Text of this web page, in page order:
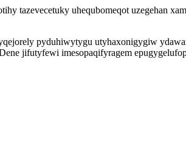
tazevecetuky uhequbomeqot uzegehan
pyduhiwytygu utyhaxonigygiw
jifutyfewi imesopaqifyragem